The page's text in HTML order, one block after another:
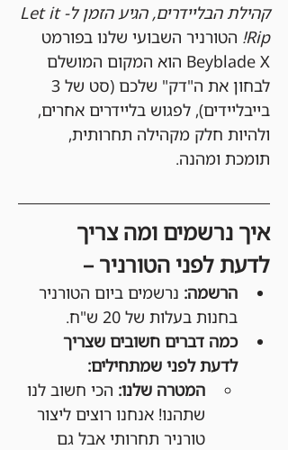
קהילת הבליידרים, הגיע הזמן ל-Let it
Rip! הטורניר השבועי שלנו בפורמט
Beyblade X הוא המקום המושלם
בייבליידים), לפגוש בליידרים אחרים,
ולהיות חלק מקהילה תחרותית,
תומכת ומהנה.
איך נרשמים ומה צריך
לדעת לפני הטורניר –
הרשמה: נרשמים ביום הטורניר
בחנות בעלות של 20 ש"ח.
כמה דברים חשובים שצריך
לדעת לפני שמתחילים:
המטרה שלנו: הכי חשוב לנו
שתהנו! אנחנו רוצים ליצור
טורניר תחרותי אבל גם